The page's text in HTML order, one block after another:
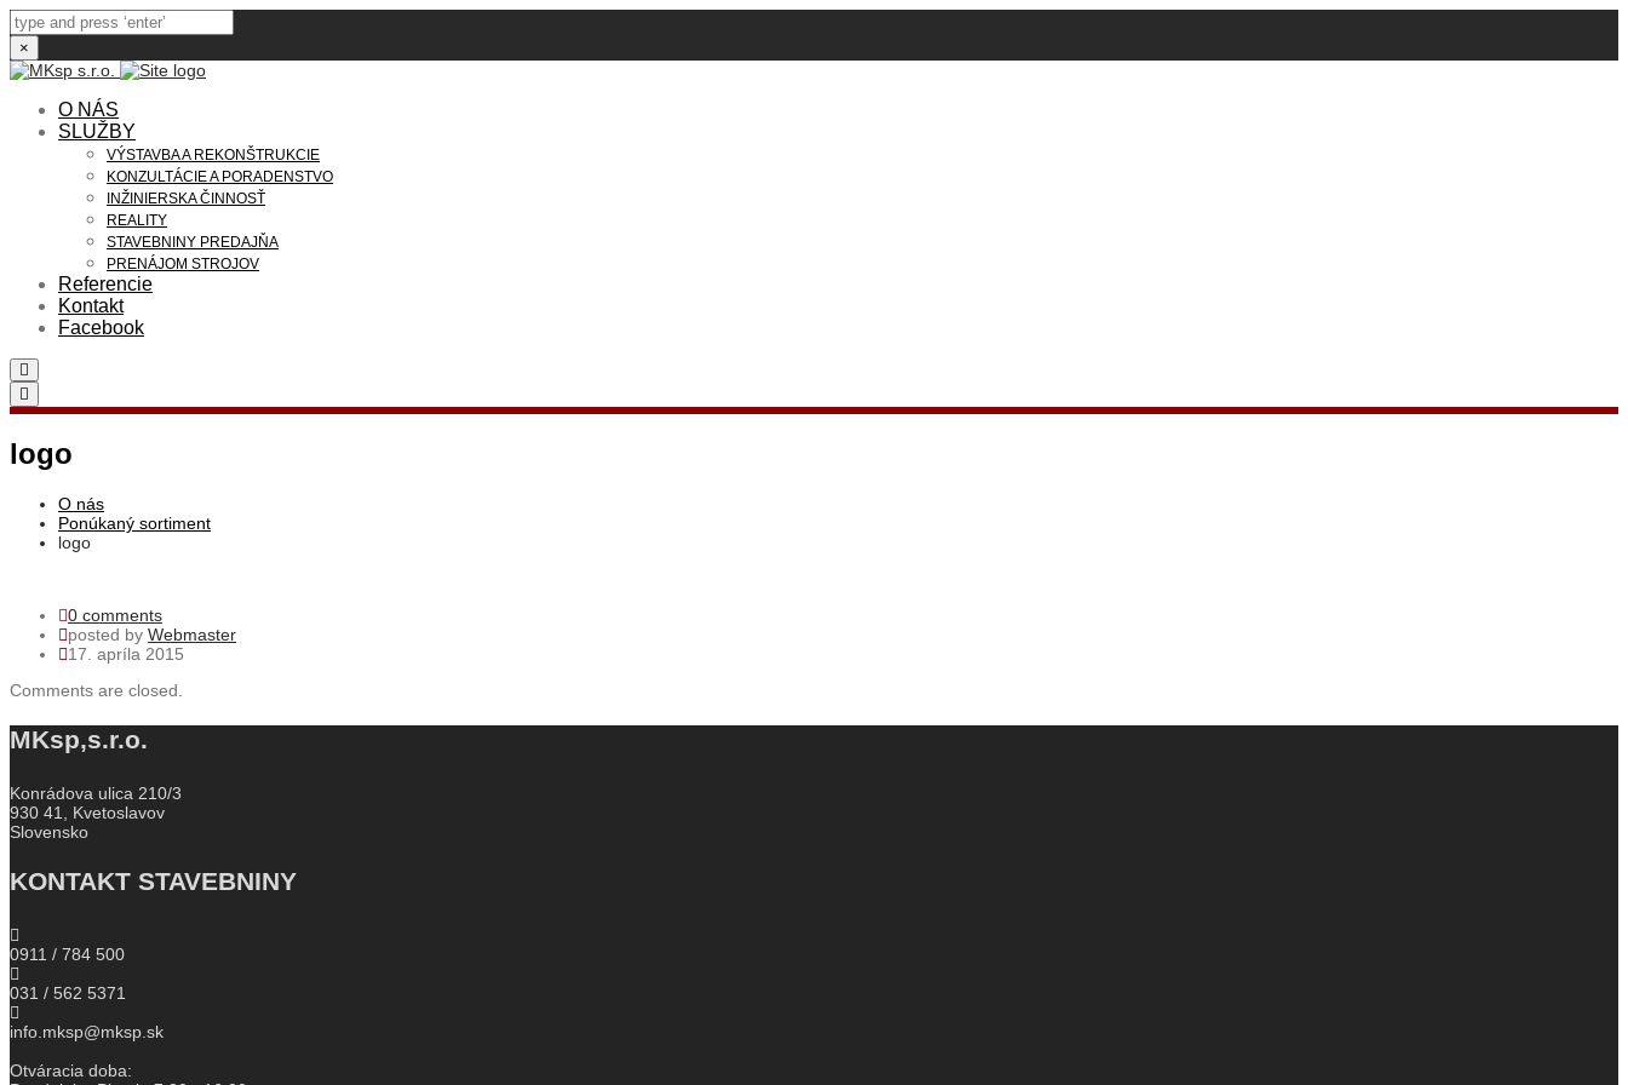
×
O NÁS
SLUŽBY
VÝSTAVBA A REKONŠTRUKCIE
KONZULTÁCIE A PORADENSTVO
INŽINIERSKA ČINNOSŤ
REALITY
STAVEBNINY PREDAJŇA
PRENÁJOM STROJOV
Referencie
Kontakt
Facebook
Toggle
navigation
logo
O nás
Ponúkaný sortiment
logo
0 comments
posted by Webmaster
17. apríla 2015
Comments are closed.
MKsp,s.r.o.
Konrádova ulica 210/3
930 41, Kvetoslavov
Slovensko
KONTAKT STAVEBNINY
0911 / 784 500
031 / 562 5371
info.mksp@mksp.sk
Otváracia doba: